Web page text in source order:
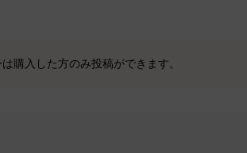
購入した方のみ投稿ができます。